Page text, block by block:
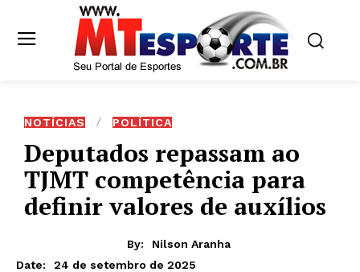
NOTÍCIAS POLÍTICA
Deputados repassam ao
TJMT competência para
definir valores de auxílios
By:
Nilson Aranha
Date:
24 de setembro de 2025